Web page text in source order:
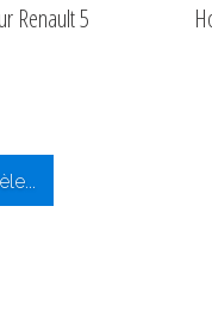
Renault 5